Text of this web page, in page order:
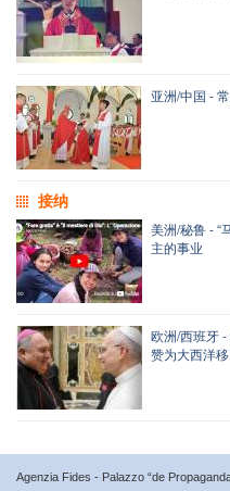
亚洲/中国 -
接纳
美洲/秘鲁 - “
主的事业
欧洲/西班牙
赞为大西洋
Agenzia Fides - Palazzo “de